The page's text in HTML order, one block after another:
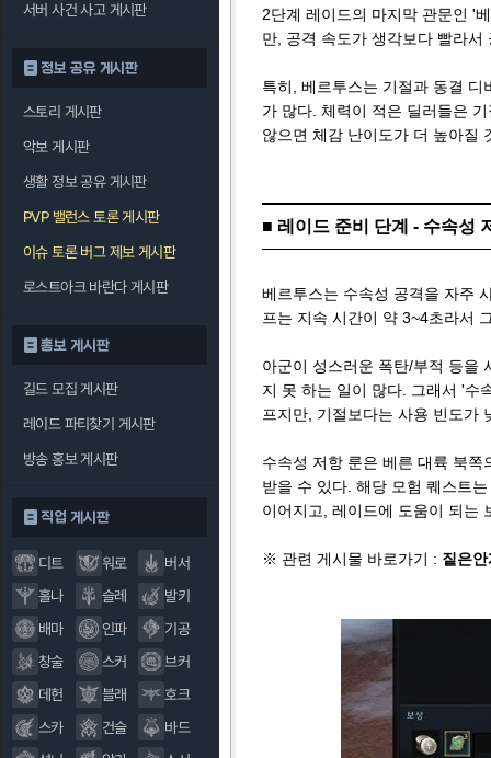
서버 사건 사고 게시판
정보 공유 게시판
스토리 게시판
악보 게시판
생활 정보 공유 게시판
PVP 밸런스 토론 게시판
이슈 토론 버그 제보 게시판
로스트아크 바란다 게시판
홍보 게시판
길드 모집 게시판
레이드 파티찾기 게시판
방송 홍보 게시판
직업 게시판
디트 워로
버서
홀나
슬레
발키
배마
인파
기공
창술
스커
브커
데헌
블래
호크
스카
건슬
바드
2단계 레이드의 마지막 관문인 '
만, 공격 속도가 생각보다 빨라
특히, 베르투스는 기절과 동결
가 많다. 체력이 적은 딜러들은
않으면 체감 난이도가 더 높아질
■ 레이드 준비 단계 - 수속성
베르투스는 수속성 공격을 자주
프는 지속 시간이 약 3~4초라서
아군이 성스러운 폭탄/부적 등을
지 못 하는 일이 많다. 그래서 '수
프지만, 기절보다는 사용 빈도가
수속성 저항 룬은 베른 대륙 북
받을 수 있다. 해당 모험 퀘스트
이어지고, 레이드에 도움이 되는
※ 관련 게시물 바로가기 : 짙은